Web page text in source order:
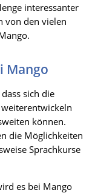
interessanter
von den vielen
Mango
sich die
können.
die Möglichkeiten
Sprachkurse
es bei Mango